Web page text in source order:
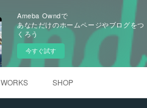
Ameba Owndで
あなただけのホームページやブログをつ
くろう
今すぐ試す
WORKS SHOP